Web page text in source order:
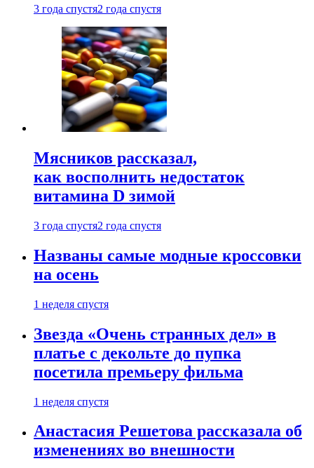
3 года спустя2 года спустя
Мясников рассказал,
как восполнить недостаток
витамина D зимой
3 года спустя2 года спустя
Названы самые модные кроссовки
на осень
1 неделя спустя
Звезда «Очень странных дел» в
платье с декольте до пупка
посетила премьеру фильма
1 неделя спустя
Анастасия Решетова рассказала об
изменениях во внешности